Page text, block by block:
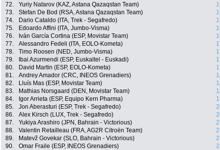
72.
Yuriy Natarov (KAZ, Astana Qazaqstan Team)
73.
Stefan De Bod (RSA, Astana Qazaqstan Team)
74.
Dario Cataldo (ITA, Trek - Segafredo)
75.
Edoardo Affini (ITA, Jumbo-Visma)
76.
Iván García Cortina (ESP, Movistar Team)
77.
Alessandro Fedeli (ITA, EOLO-Kometa)
78.
Timo Roosen (NED, Jumbo-Visma)
79.
Ibai Azurmendi (ESP, Euskaltel - Euskadi)
80.
David Martin (ESP, EOLO-Kometa)
81.
Andrey Amador (CRC, INEOS Grenadiers)
82.
Lluís Mas (ESP, Movistar Team)
83.
Mathias Norsgaard (DEN, Movistar Team)
84.
Igor Arrieta (ESP, Equipo Kern Pharma)
85.
Jon Aberasturi (ESP, Trek - Segafredo)
86.
Alex Kirsch (LUX, Trek - Segafredo)
87.
Yukiya Arashiro (JPN, Bahrain - Victorious)
88.
Valentin Retailleau (FRA, AG2R Citroën Team)
89.
Matevž Govekar (SLO, Bahrain - Victorious)
90.
Omar Fraile (ESP, INEOS Grenadiers)